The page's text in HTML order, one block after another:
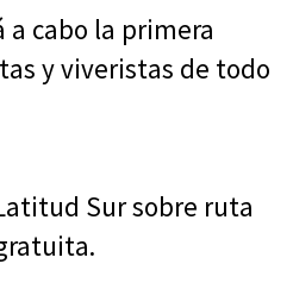
a cabo la primera
y viveristas de todo
Sur sobre ruta